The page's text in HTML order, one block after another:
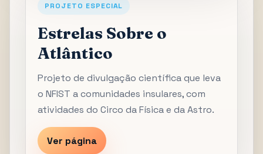
PROJETO ESPECIAL
Estrelas Sobre o
Atlântico
Projeto de divulgação científica que leva
o NFIST a comunidades insulares, com
atividades do Circo da Física e da Astro.
Ver página